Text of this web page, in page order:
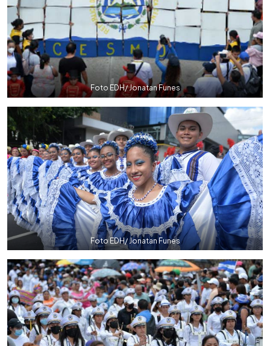
Foto EDH/ Jonatan Funes
Foto EDH/ Jonatan Funes